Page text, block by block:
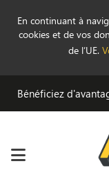
En continuant à
cookies et de vos
de l’UE.
Bénéficiez